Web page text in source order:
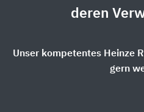
deren
Unser kompetentes Heinze
gern